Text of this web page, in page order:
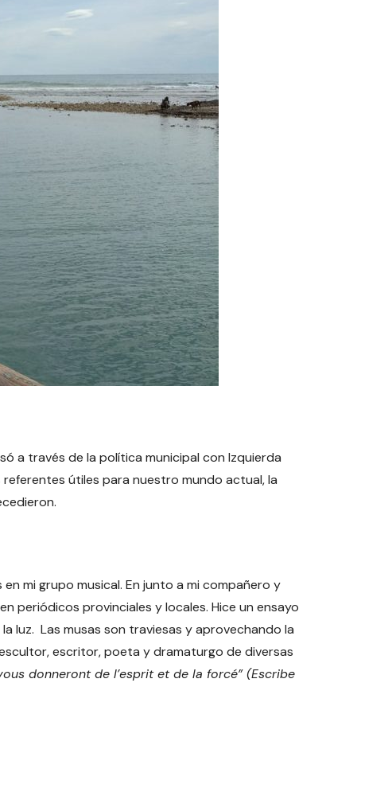
a través de la política municipal con Izquierda
útiles para nuestro mundo actual, la
mi grupo musical. En junto a mi compañero y
periódicos provinciales y locales. Hice un ensayo
luz. Las musas son traviesas y aprovechando la
escritor, poeta y dramaturgo de diversas
donneront de l’esprit et de la forcé” (Escribe